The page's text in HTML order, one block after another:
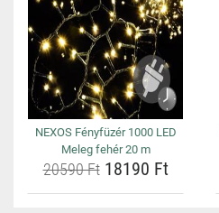
NEXOS Fényfüzér 1000 LED
Meleg fehér 20 m
20590 Ft18190 Ft